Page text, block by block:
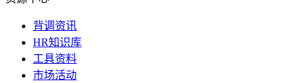
背调资讯
HR知识库
工具资料
市场活动